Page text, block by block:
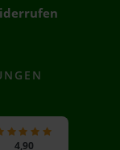
4,90